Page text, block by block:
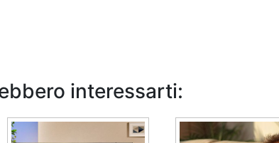
interessarti: